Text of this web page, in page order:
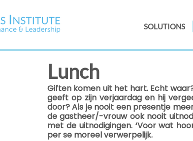
SOLUTIONS
Lunch
Giften komen uit het hart. Echt
geeft op zijn verjaardag en hij
door? Als je nooit een presentje
de gastheer/-vrouw ook nooit
met de uitnodigingen. ‘Voor wat
per se moreel verwerpelijk.